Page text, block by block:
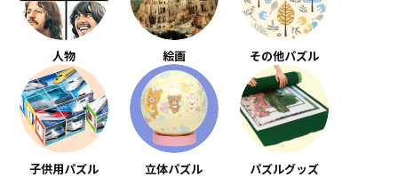
人物 絵画 その他パズル
子供用パズル 立体パズル パズルグッズ